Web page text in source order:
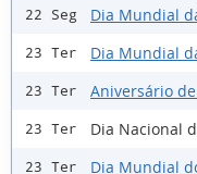
22 Seg Dia Mundial
23 Ter Dia Mundial
23 Ter Aniversário
23 Ter Dia Nacional
23 Ter Dia Mundial